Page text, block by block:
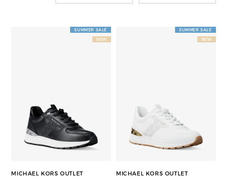
SUMMER SALE
NEW
MICHAEL KORS OUTLET
SUMMER SALE
NEW
MICHAEL KORS OUTLET